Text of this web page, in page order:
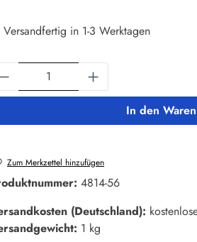
Versandfertig in 1-3 Werktagen
Produkt Anzahl: Gib den
In den
Zum Merkzettel hinzufügen
4814-56
(Deutschland):
1 kg